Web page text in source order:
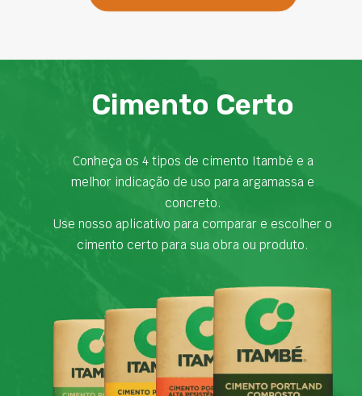
Cimento Certo
Conheça os 4 tipos de cimento Itambé e a
melhor indicação de uso para argamassa e
concreto.
Use nosso aplicativo para comparar e escolher o
cimento certo para sua obra ou produto.